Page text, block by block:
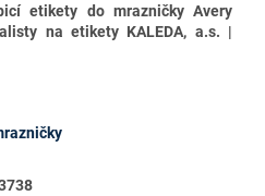
etikety do mrazničky Avery
na etikety KALEDA, a.s. |